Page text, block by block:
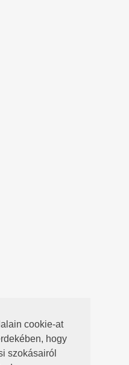
cookie-at
hogy
szokásairól